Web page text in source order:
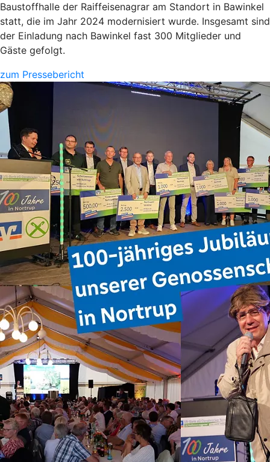
Baustoffhalle der Raiffeisenagrar am Standort in Bawinkel
statt, die im Jahr 2024 modernisiert wurde. Insgesamt sind
der Einladung nach Bawinkel fast 300 Mitglieder und
Gäste gefolgt.
zum Pressebericht